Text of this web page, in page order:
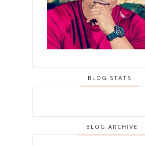
BLOG STATS
BLOG ARCHIVE